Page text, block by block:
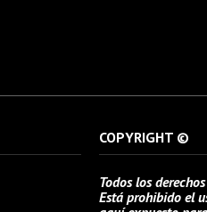
COPYRIGHT ©
Todos los
Está prohibido el